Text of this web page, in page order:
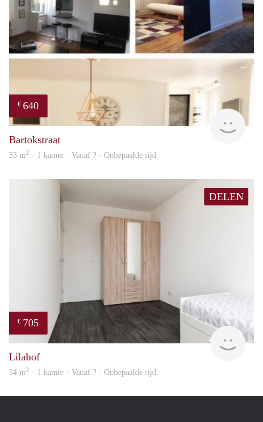
€ 640
Bartokstraat
33 m2 · 1 kamer · Vanaf ? - Onbepaalde tijd
DELEN
€ 705
Lilahof
34 m2 · 1 kamer · Vanaf ? - Onbepaalde tijd